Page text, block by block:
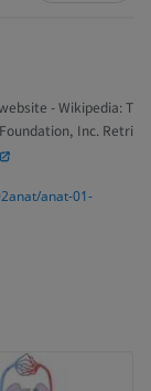
- Wikipedia: T
Inc. Retri
anat-01-